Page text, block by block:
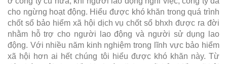
cho ngừng hoạt động. Hiểu được khó khăn trong quá trình
chốt sổ bảo hiểm xã hội dịch vụ chốt sổ bhxh được ra đời
nhằm hỗ trợ cho người lao động và người sử dụng lao
động. Với nhiều năm kinh nghiệm trong lĩnh vực bảo hiểm
xã hội hơn ai hết chúng tôi hiểu được khó khăn này. Từ